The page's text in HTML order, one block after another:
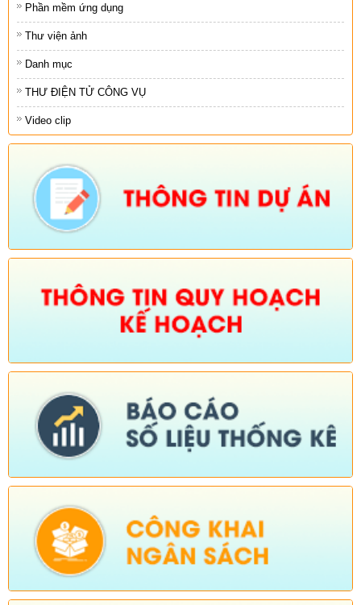
Phần mềm ứng dụng
Thư viện ảnh
Danh mục
THƯ ĐIỆN TỬ CÔNG VỤ
Video clip